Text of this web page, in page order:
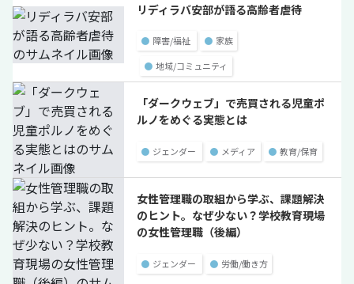
リディラバ安部が語る高齢者虐待
● 障害/福祉 ● 家族
● 地域/コミュニティ
「ダークウェブ」で売買される児童ポ
ルノをめぐる実態とは
● ジェンダー ● メディア ● 教育/保育
女性管理職の取組から学ぶ、課題解決
のヒント。なぜ少ない？学校教育現場
の女性管理職（後編）
● ジェンダー ● 労働/働き方